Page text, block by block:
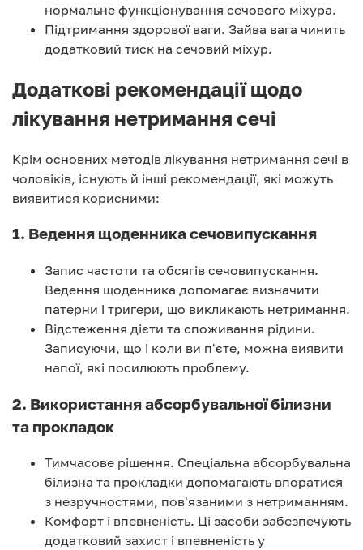
нормальне функціонування сечового міхура.
Підтримання здорової ваги. Зайва вага чинить
додатковий тиск на сечовий міхур.
Додаткові рекомендації щодо
лікування нетримання сечі
Крім основних методів лікування нетримання сечі в
чоловіків, існують й інші рекомендації, які можуть
виявитися корисними:
1. Ведення щоденника сечовипускання
Запис частоти та обсягів сечовипускання.
Ведення щоденника допомагає визначити
патерни і тригери, що викликають нетримання.
Відстеження дієти та споживання рідини.
Записуючи, що і коли ви п'єте, можна виявити
напої, які посилюють проблему.
2. Використання абсорбувальної білизни
та прокладок
Тимчасове рішення. Спеціальна абсорбувальна
білизна та прокладки допомагають впоратися
з незручностями, пов'язаними з нетриманням.
Комфорт і впевненість. Ці засоби забезпечують
додатковий захист і впевненість у